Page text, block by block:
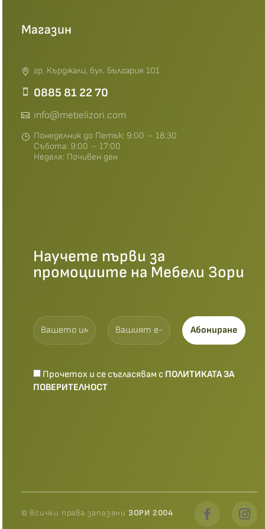
Магазин
гр. Кърджали, бул. България 101
0885 81 22 70
info@mebelizori.com
Понеделник до Петък: 9:00 – 18:30
Събота: 9:00 – 17:00
Неделя: Почивен ден
Научете първи за
промоциите на Мебели Зори
Прочетох и се съгласявам с ПОЛИТИКАТА ЗА
ПОВЕРИТЕЛНОСТ
© Всички права запазени ЗОРИ 2004